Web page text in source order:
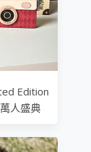
Edition
人盛典